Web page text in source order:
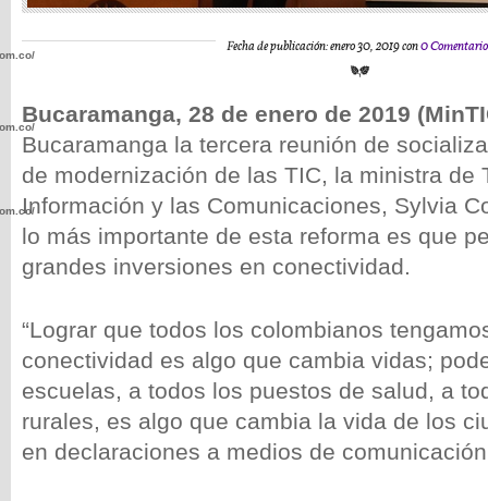
Fecha de publicación: enero 30, 2019 con0
Bucaramanga, 28 de enero de 2019
Bucaramanga la tercera reunión de
de modernización de las TIC, la ministra de
Información y las Comunicaciones, Sylvia
lo más importante de esta reforma es que
grandes inversiones en conectividad.
“Lograr que todos los colombianos
conectividad es algo que cambia vidas;
escuelas, a todos los puestos de salud, a
rurales, es algo que cambia la vida de los
en declaraciones a medios de
wp-
wp-
wp-